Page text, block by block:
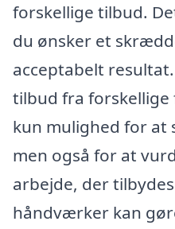
forskellige tilbud.
du ønsker et
acceptabelt
tilbud fra forskellige
kun mulighed for at
men også for at
arbejde, der
håndværker kan